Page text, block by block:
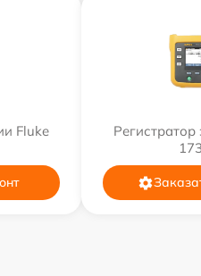
Fluke
Регистратор